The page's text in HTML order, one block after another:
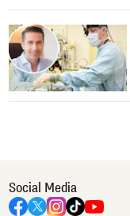
Social Media